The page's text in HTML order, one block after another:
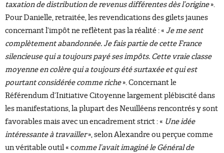
taxation de distribution de revenus différentes dès l’origine».
Pour Danielle, retraitée, les revendications des gilets jaunes
concernant l’impôt ne reflètent pas la réalité : « Je me sent
complètement abandonnée. Je fais partie de cette France
silencieuse qui a toujours payé ses impôts. Cette vraie classe
moyenne en colère qui a toujours été surtaxée et qui est
pourtant considérée comme riche». Concernant le
Référendum d’Initiative Citoyenne largement plébiscité dans
les manifestations, la plupart des Neuilléens rencontrés y sont
favorables mais avec un encadrement strict : « Une idée
intéressante à travailler», selon Alexandre ou perçue comme
un véritable outil « comme l’avait imaginé le Général de